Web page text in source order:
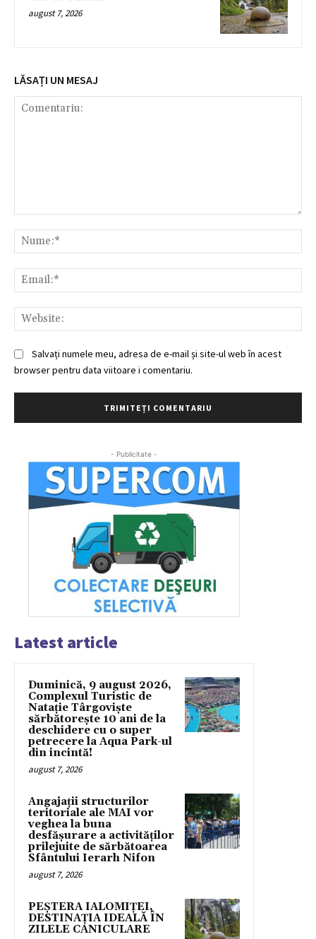
august 7, 2026
LĂSAȚI UN MESAJ
Salvați numele meu, adresa de e-mail și site-ul web în acest
browser pentru data viitoare i comentariu.
- Publicitate -
Latest article
Duminică, 9 august 2026,
Complexul Turistic de
Natație Târgoviște
sărbătorește 10 ani de la
deschidere cu o super
petrecere la Aqua Park-ul
din incintă!
august 7, 2026
Angajații structurilor
teritoriale ale MAI vor
veghea la buna
desfășurare a activităților
prilejuite de sărbătoarea
Sfântului Ierarh Nifon
august 7, 2026
PEȘTERA IALOMIȚEI,
DESTINAȚIA IDEALĂ ÎN
ZILELE CANICULARE